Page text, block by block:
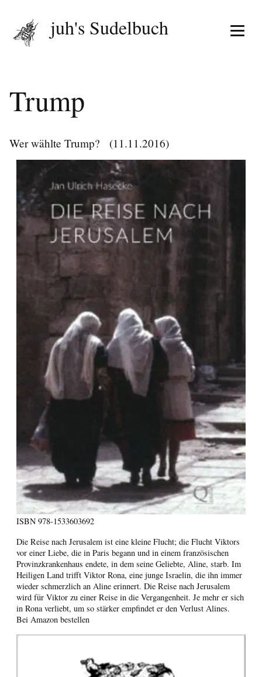
Menü
juh's Sudelbuch
Trump
Wer wählte Trump? (11.11.2016)
ISBN 978-1533603692
Die Reise nach Jerusalem ist eine kleine Flucht; die Flucht Viktors
vor einer Liebe, die in Paris begann und in einem französischen
Provinzkrankenhaus endete, in dem seine Geliebte, Aline, starb. Im
Heiligen Land trifft Viktor Rona, eine junge Israelin, die ihn immer
wieder schmerzlich an Aline erinnert. Die Reise nach Jerusalem
wird für Viktor zu einer Reise in die Vergangenheit. Je mehr er sich
in Rona verliebt, um so stärker empfindet er den Verlust Alines.
Bei Amazon bestellen